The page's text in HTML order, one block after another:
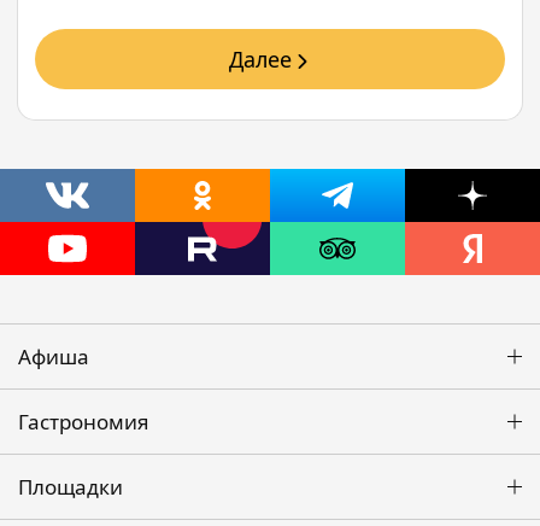
Далее
Афиша
Гастрономия
Площадки